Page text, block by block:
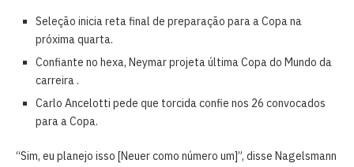
Seleção inicia reta final de preparação para a Copa na
próxima quarta.
Confiante no hexa, Neymar projeta última Copa do Mundo da
carreira .
Carlo Ancelotti pede que torcida confie nos 26 convocados
para a Copa.
“Sim, eu planejo isso [Neuer como número um]”, disse Nagelsmann